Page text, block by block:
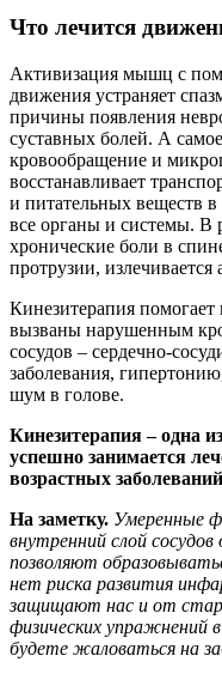
Что лечится
Активизация мышц с
движения устраняет
причины появления
суставных болей. А
кровообращение и
восстанавливает
и питательных веществ
все органы и системы. В
хронические боли в
протрузии, излечивается
Кинезитерапия помогает
вызваны нарушенным
сосудов – сердечно-
заболевания,
шум в голове.
Кинезитерапия – одна
успешно занимается
возрастных
На заметку. Умеренные
внутренний слой
позволяют
нет риска развития
защищают нас и от
физических упражнений
будете жаловаться на